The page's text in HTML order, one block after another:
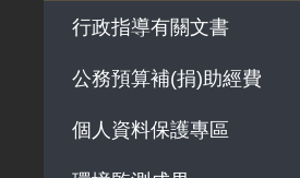
行政指導有關文書
公務預算補(捐)助經費
個人資料保護專區